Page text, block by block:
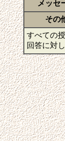
メッセ
その
すべての
回答に対